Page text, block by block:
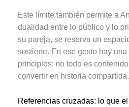
Este límite también permite a
dualidad entre lo público y lo
su pareja, se reserva un
sostiene. En ese gesto hay
principios: no todo es
convertir en historia compartida.
Referencias cruzadas: lo que